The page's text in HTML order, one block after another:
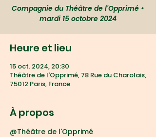
Compagnie du Théâtre de l'Opprimé •
mardi 15 octobre 2024
Heure et lieu
15 oct. 2024, 20:30
Théâtre de l'Opprimé, 78 Rue du Charolais,
75012 Paris, France
À propos
@Théâtre de l'Opprimé